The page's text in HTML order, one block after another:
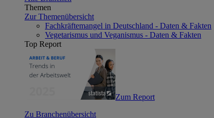
Themen
Zur Themenübersicht
Fachkräftemangel in Deutschland - Daten & Fakten
Vegetarismus und Veganismus - Daten & Fakten
Top Report
Zum Report
Zu Branchenübersicht